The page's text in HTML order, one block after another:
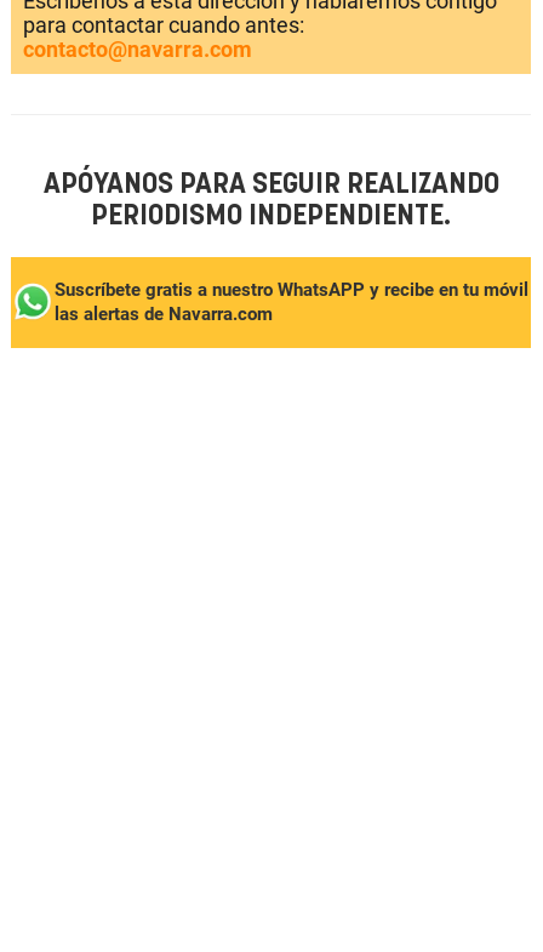
para contactar cuando antes:
contacto@navarra.com
APÓYANOS PARA SEGUIR REALIZANDO
PERIODISMO INDEPENDIENTE.
Suscríbete gratis a nuestro WhatsAPP y recibe en tu móvil
las alertas de Navarra.com